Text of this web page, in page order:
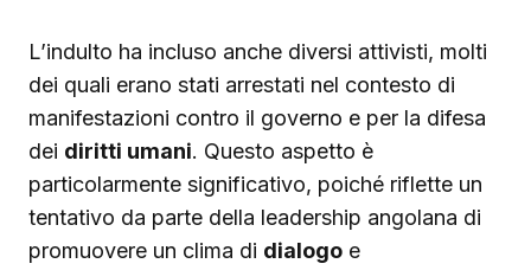
L’indulto ha incluso anche diversi attivisti, molti
dei quali erano stati arrestati nel contesto di
manifestazioni contro il governo e per la difesa
dei diritti umani. Questo aspetto è
particolarmente significativo, poiché riflette un
tentativo da parte della leadership angolana di
promuovere un clima di dialogo e